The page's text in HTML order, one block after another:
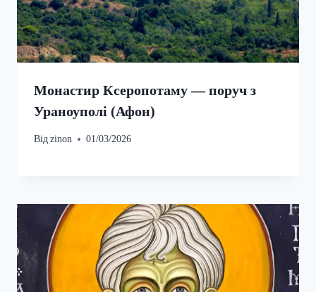
Монастир Ксеропотаму — поруч з
Ураноуполі (Афон)
Відzinon 01/03/2026